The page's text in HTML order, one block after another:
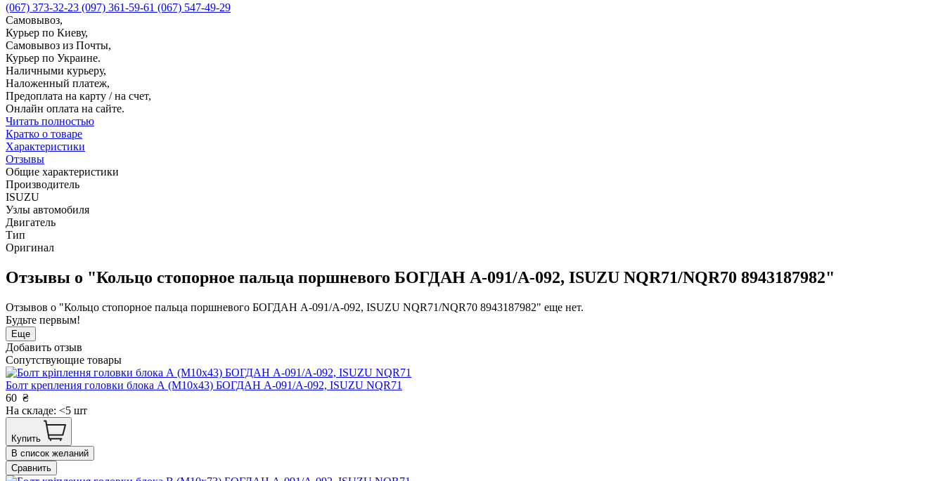
(067) 373-32-23 (097) 361-59-61 (067) 547-49-29
Самовывоз,
Курьер по Киеву,
Самовывоз из Почты,
Курьер по Украине.
Наличными курьеру,
Наложенный платеж,
Предоплата на карту / на счет,
Онлайн оплата на сайте.
Читать полностью
Кратко о товаре
Характеристики
Отзывы
Общие характеристики
Производитель
ISUZU
Узлы автомобиля
Двигатель
Тип
Оригинал
Отзывы о "Кольцо стопорное пальца поршневого БОГДАН А-091/А-092, ISUZU NQR71/NQR70 8943187982"
Отзывов о "Кольцо стопорное пальца поршневого БОГДАН А-091/А-092, ISUZU NQR71/NQR70 8943187982" еще нет.
Будьте первым!
Еще
Добавить отзыв
Сопутствующие товары
Болт крепления головки блока А (М10х43) БОГДАН А-091/А-092, ISUZU NQR71
60 ₴
На складе: <5 шт
Купить
В список желаний
Сравнить